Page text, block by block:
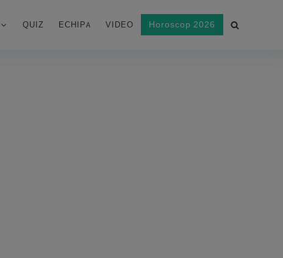
QUIZ ECHIPA VIDEO Horoscop 2026